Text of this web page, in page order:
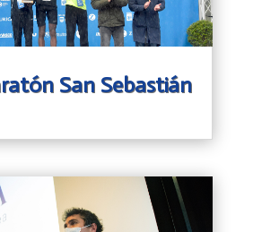
San Sebastián